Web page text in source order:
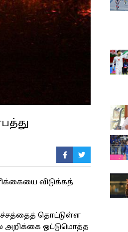
விடுக்கத்
தொட்டுள்ள
அறிக்கை ஒட்டுமொத்த